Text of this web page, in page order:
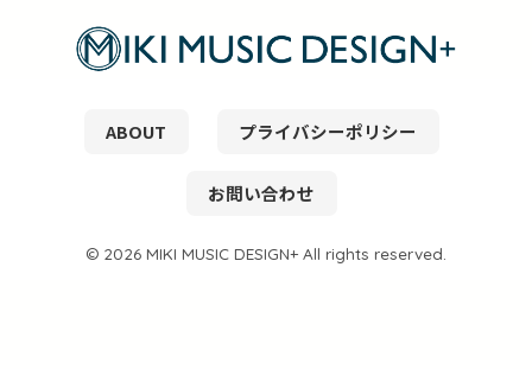
ABOUT プライバシーポリシー
お問い合わせ
© 2026 MIKI MUSIC DESIGN+ All rights reserved.